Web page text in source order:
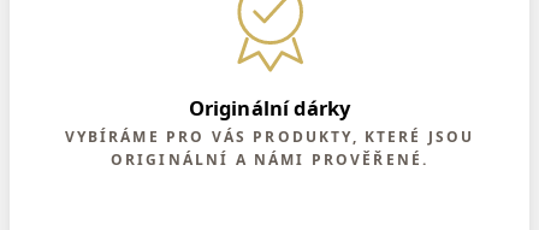
Originální dárky
VYBÍRÁME PRO VÁS PRODUKTY, KTERÉ JSOU
ORIGINÁLNÍ A NÁMI PROVĚŘENÉ.